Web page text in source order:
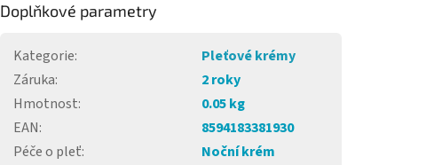
Doplňkové parametry
Kategorie:
Pleťové krémy
Záruka:
2 roky
Hmotnost:
0.05 kg
EAN:
8594183381930
Péče o pleť:
Noční krém